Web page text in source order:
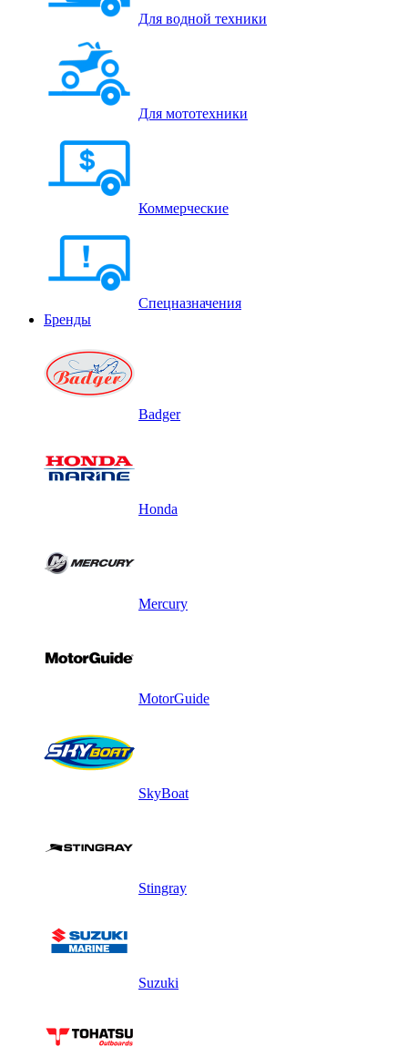
Для водной техники
Для мототехники
Коммерческие
Спецназначения
Бренды
Badger
Honda
Mercury
MotorGuide
SkyBoat
Stingray
Suzuki